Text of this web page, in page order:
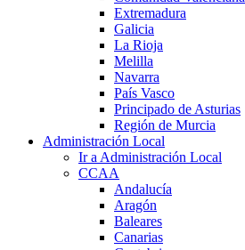
Extremadura
Galicia
La Rioja
Melilla
Navarra
País Vasco
Principado de Asturias
Región de Murcia
Administración Local
Ir a Administración Local
CCAA
Andalucía
Aragón
Baleares
Canarias